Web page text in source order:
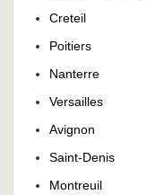
Creteil
Poitiers
Nanterre
Versailles
Avignon
Saint-Denis
Montreuil